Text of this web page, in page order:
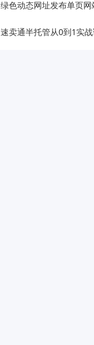
绿色动态网址发布单页
速卖通半托管从0到1实